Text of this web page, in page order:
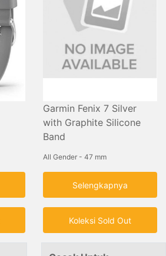
Garmin Fenix 7 Silver
with Graphite Silicone
Band
All Gender - 47 mm
Selengkapnya
Koleksi Sold Out